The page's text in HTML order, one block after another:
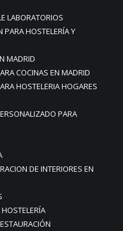
LABORATORIOS
PARA HOSTELERÍA Y
MADRID
COCINAS EN MADRID
HOSTELERIA HOGARES
PARA
DE INTERIORES EN